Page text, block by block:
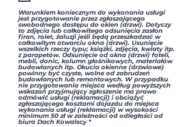
a
n
e
Warunkiem koniecznym do wykonania usługi
jest przygotowanie przez zgłaszającego
swobodnego dostępu do okien (drzwi). Dotyczy
to zdjęcia lub całkowitego odsunięcia zasłon
firan, rolet, żaluzji jeśli będą przeszkadzać w
całkowitym otwarciu okna (drzwi). Usunięcie
wszelkich rzeczy typu; książki, zdjęcia, kwiaty itp.
z parapetów. Odsunięcie od okna (drzwi) foteli,
mebli, donic, kolumn głośnikowych, materiałów
budowlanych itp. Okucia okienne (drzwiowe)
powinny być czyste, wolne od zabrudzeń
budowlanych lub remontowych. W przypadku
nie przygotowania miejsca według powyższych
wskazań przyjmujący zgłoszenie ma prawo
odmówić usługi (reklamacji) i obciążyć
zgłaszającego kosztami dojazdu do miejsca
wykonania usługi (reklamacji) w wysokości
minimum 50 zł w zależności od odległości od
biura Dach Kowalscy *W